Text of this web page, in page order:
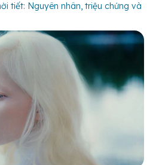
tiết: Nguyên nhân, triệu chứng và